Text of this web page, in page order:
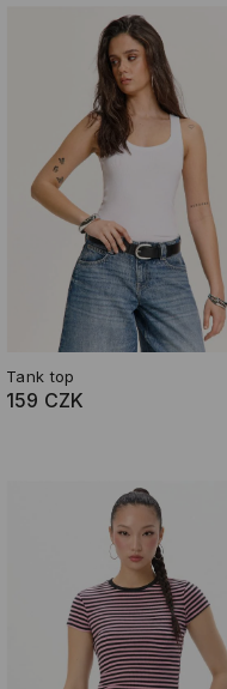
Tank top
159 CZK